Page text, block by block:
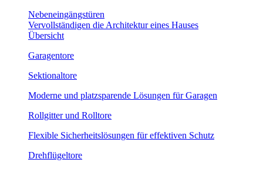
Nebeneingängstüren
Vervollständigen die Architektur eines Hauses
Übersicht
Garagentore
Sektionaltore
Moderne und platzsparende Lösungen für Garagen
Rollgitter und Rolltore
Flexible Sicherheitslösungen für effektiven Schutz
Drehflügeltore